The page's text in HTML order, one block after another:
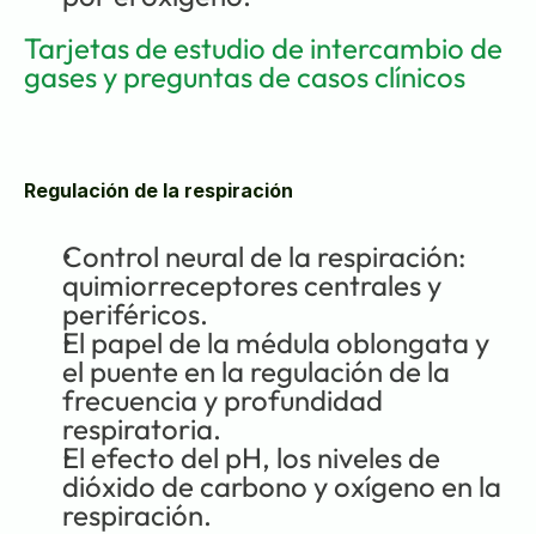
Tarjetas de estudio de intercambio de
gases y preguntas de casos clínicos
Regulación de la respiración
Control neural de la respiración:
quimiorreceptores centrales y
periféricos.
El papel de la médula oblongata y
el puente en la regulación de la
frecuencia y profundidad
respiratoria.
El efecto del pH, los niveles de
dióxido de carbono y oxígeno en la
respiración.